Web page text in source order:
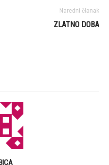
Naredni članak
ZLATNO DOBA